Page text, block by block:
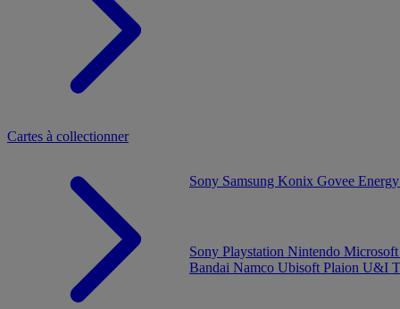
Sony Playstation Nintendo
Bandai Namco Ubisoft Plaion U&I
Cartes à collectionner
Sony Samsung Konix Govee